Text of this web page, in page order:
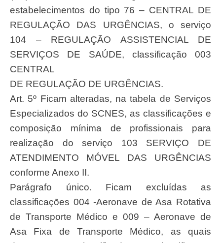
estabelecimentos do tipo 76 – CENTRAL DE
REGULAÇÃO DAS URGÊNCIAS, o serviço
104 – REGULAÇÃO ASSISTENCIAL DE
SERVIÇOS DE SAÚDE, classificação 003
CENTRAL
DE REGULAÇÃO DE URGÊNCIAS.
Art. 5º Ficam alteradas, na tabela de Serviços
Especializados do SCNES, as classificações e
composição mínima de profissionais para
realização do serviço 103 SERVIÇO DE
ATENDIMENTO MÓVEL DAS URGÊNCIAS
conforme Anexo II.
Parágrafo único. Ficam excluídas as
classificações 004 -Aeronave de Asa Rotativa
de Transporte Médico e 009 – Aeronave de
Asa Fixa de Transporte Médico, as quais